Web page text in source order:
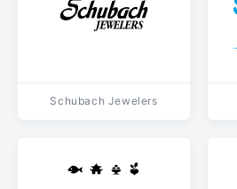
Schubach Jewelers